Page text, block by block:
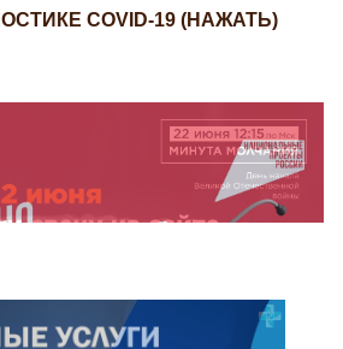
COVID-19 (НАЖАТЬ)